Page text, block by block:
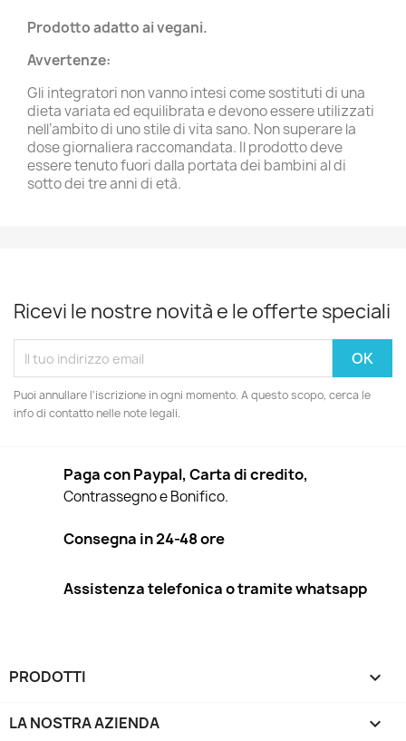
Prodotto adatto ai vegani.
Avvertenze:
Gli integratori non vanno intesi come sostituti di una
dieta variata ed equilibrata e devono essere utilizzati
nell’ambito di uno stile di vita sano. Non superare la
dose giornaliera raccomandata. Il prodotto deve
essere tenuto fuori dalla portata dei bambini al di
sotto dei tre anni di età.
Ricevi le nostre novità e le offerte speciali
Puoi annullare l'iscrizione in ogni momento. A questo scopo, cerca le
info di contatto nelle note legali.
Paga con Paypal, Carta di credito,
Contrassegno e Bonifico.
Consegna in 24-48 ore
Assistenza telefonica o tramite whatsapp
PRODOTTI 
LA NOSTRA AZIENDA 